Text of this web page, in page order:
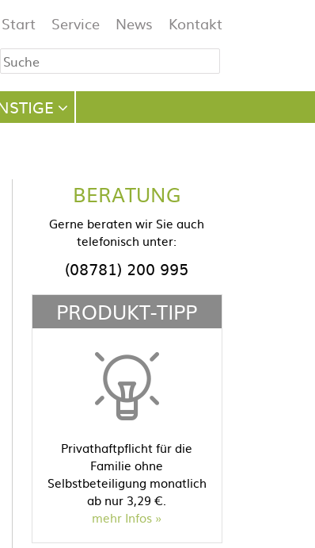
Navigation
Start Service News Kontakt
BERATUNG
Gerne beraten wir Sie auch
telefonisch unter:
(08781) 200 995
PRODUKT-TIPP
Privathaftpflicht für die
Familie ohne
Selbstbeteiligung monatlich
ab nur 3,29 €.
mehr Infos